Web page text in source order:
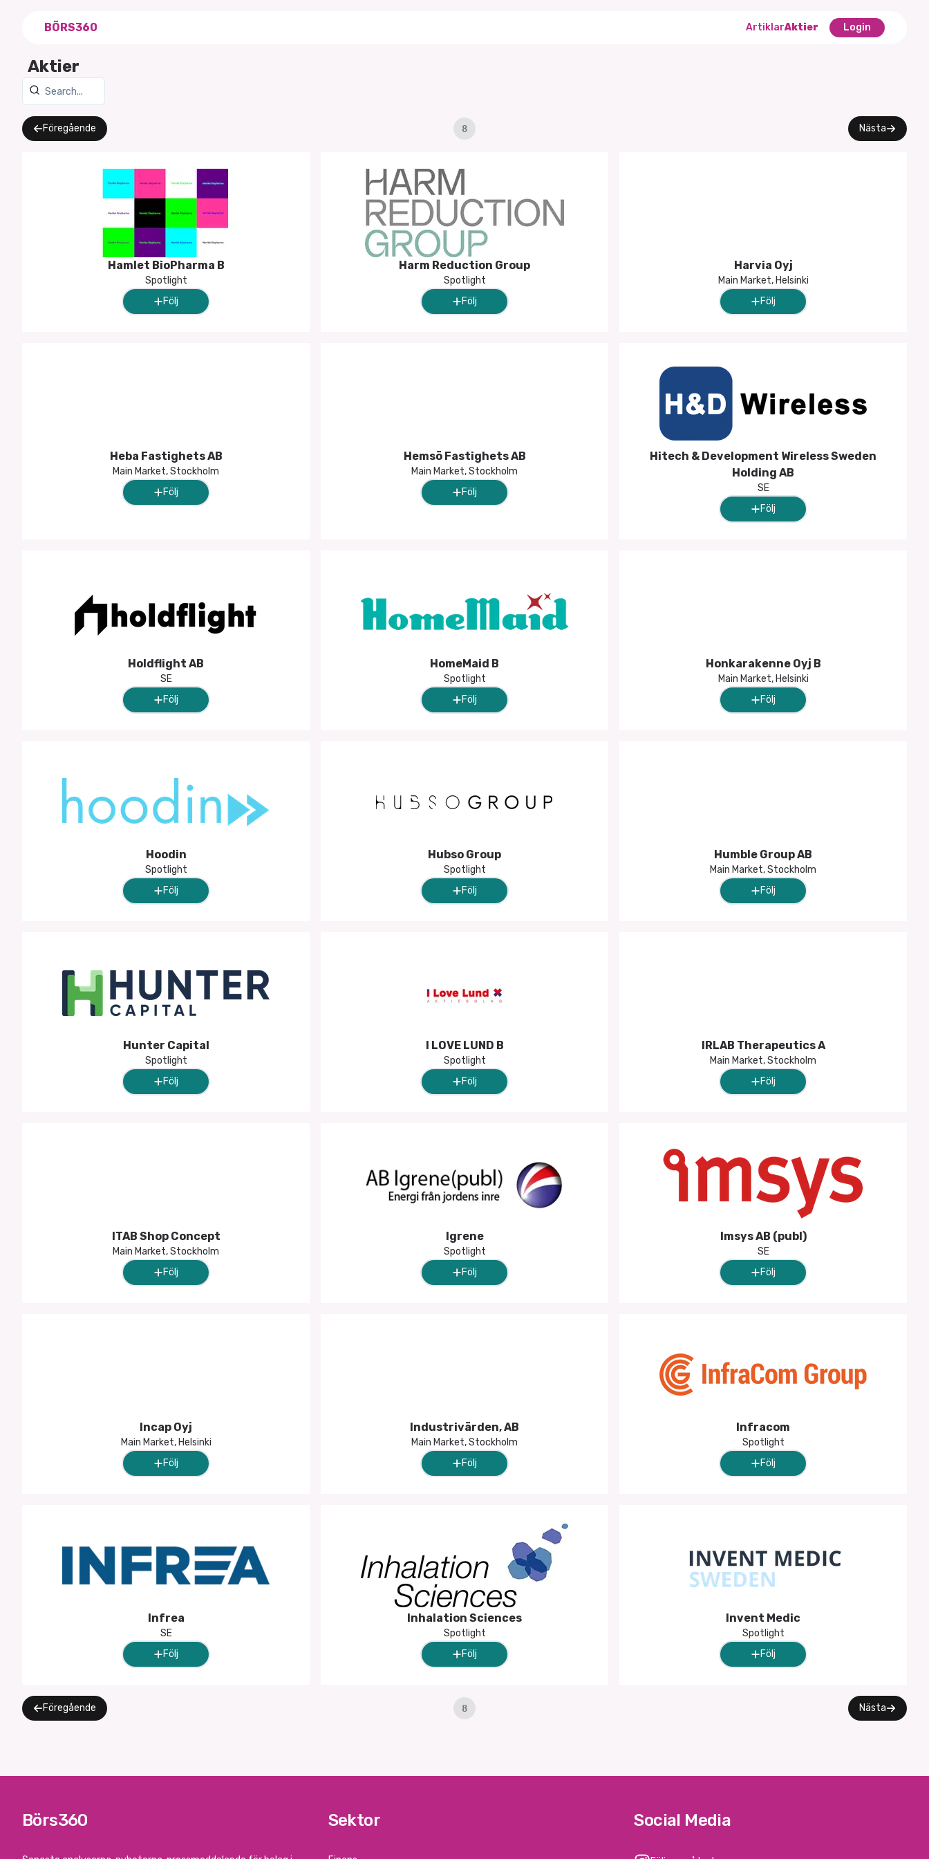
BÖRS360 ArtiklarAktier Login
Aktier
Föregående 8 Nästa
Hamlet BioPharma B
Spotlight
Följ
Harm Reduction Group
Spotlight
Följ
Harvia Oyj
Main Market, Helsinki
Följ
Heba Fastighets AB
Main Market, Stockholm
Följ
Hemsö Fastighets AB
Main Market, Stockholm
Följ
Hitech & Development Wireless Sweden
Holding AB
SE
Följ
Holdflight AB
SE
Följ
HomeMaid B
Spotlight
Följ
Honkarakenne Oyj B
Main Market, Helsinki
Följ
Hoodin
Spotlight
Följ
Hubso Group
Spotlight
Följ
Humble Group AB
Main Market, Stockholm
Följ
Hunter Capital
Spotlight
Följ
I LOVE LUND B
Spotlight
Följ
IRLAB Therapeutics A
Main Market, Stockholm
Följ
ITAB Shop Concept
Main Market, Stockholm
Följ
Igrene
Spotlight
Följ
Imsys AB (publ)
SE
Följ
Incap Oyj
Main Market, Helsinki
Följ
Industrivärden, AB
Main Market, Stockholm
Följ
Infracom
Spotlight
Följ
Infrea
SE
Följ
Inhalation Sciences
Spotlight
Följ
Invent Medic
Spotlight
Följ
Föregående 8 Nästa
Börs360 Sektor Social Media